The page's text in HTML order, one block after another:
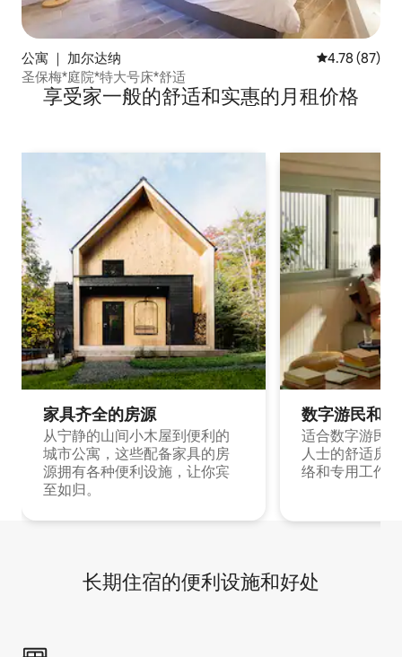
公寓 ｜ 加尔达纳 平均评分
4.78 (87)
圣保梅*庭院*特大号床*舒适
享受家一般的舒适和实惠的月租价格
家具齐全的房源
从宁静的山间小木屋到便利的
城市公寓，这些配备家具的房
源拥有各种便利设施，让你宾
至如归。
数字游民和
适合数字游民
人士的舒适房
络和专用工作
长期住宿的便利设施和好处